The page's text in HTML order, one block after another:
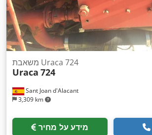
Sant Joan d'Alacant
3,309 km
משאבת Uraca 724
Uraca 724
מידע על מחיר